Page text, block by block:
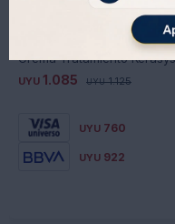
UYU 1.085 UYU 1.125
UYU 760
UYU 922